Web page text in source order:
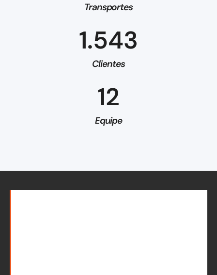
Transportes
Clientes
1.543
Equipe
12